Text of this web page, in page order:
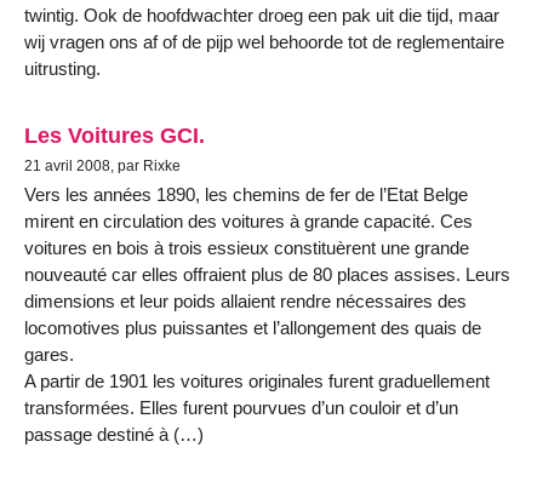
twintig. Ook de hoofdwachter droeg een pak uit die tijd, maar
wij vragen ons af of de pijp wel behoorde tot de reglementaire
uitrusting.
Les Voitures GCI.
21 avril 2008, par Rixke
Vers les années 1890, les chemins de fer de l’Etat Belge
mirent en circulation des voitures à grande capacité. Ces
voitures en bois à trois essieux constituèrent une grande
nouveauté car elles offraient plus de 80 places assises. Leurs
dimensions et leur poids allaient rendre nécessaires des
locomotives plus puissantes et l’allongement des quais de
gares.
A partir de 1901 les voitures originales furent graduellement
transformées. Elles furent pourvues d’un couloir et d’un
passage destiné à (…)